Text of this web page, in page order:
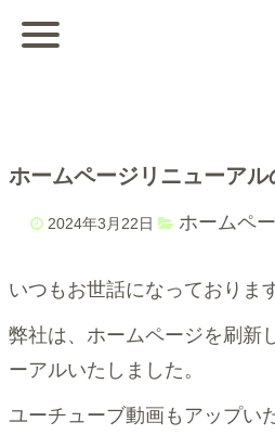
ホームページリニューアル
2024年3月22日 ホームペ
いつもお世話になっております
弊社は、ホームページを刷新
ーアルいたしました。
ユーチューブ動画もアップい